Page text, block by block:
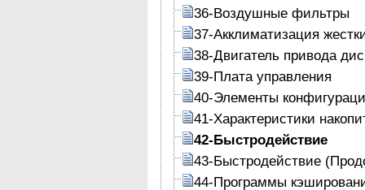
36-Воздушные фильтры
37-Акклиматизация
38-Двигатель привода
39-Плата управления
40-Элементы
41-Характеристики
42-Быстродействие
43-Быстродействие
44-Программы